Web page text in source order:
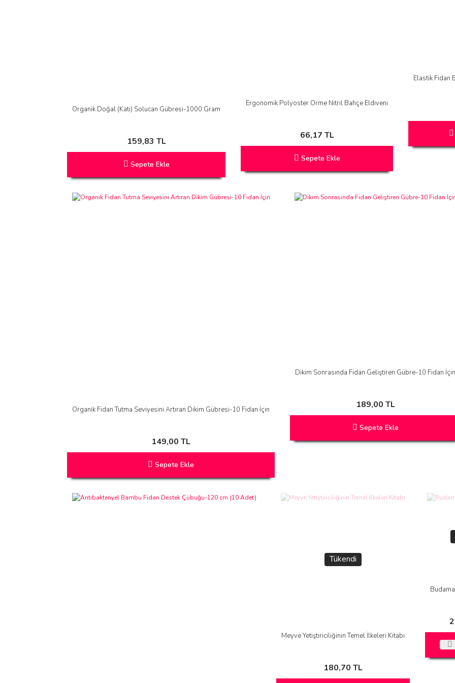
Organik Doğal (Katı) Solucan Gübresi-1000 Gram
159,83 TL
Sepete Ekle
Ergonomik Polyoster Örme Nitril Bahçe Eldiveni
66,17 TL
Sepete Ekle
Elastik Fidan
Organik Fidan Tutma Seviyesini Artıran Dikim Gübresi-10 Fidan İçin
149,00 TL
Sepete Ekle
Dikim Sonrasında Fidan Geliştiren Gübre-10 Fidan İçin
189,00 TL
Sepete Ekle
Tükendi
Meyve Yetiştiriciliğinin Temel İlkeleri Kitabı
180,70 TL